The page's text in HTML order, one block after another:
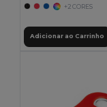
+2 CORES
Adicionar ao Carrinho